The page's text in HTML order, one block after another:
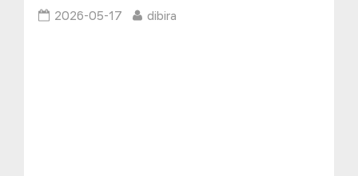
Posted
2026-05-17 By
dibira